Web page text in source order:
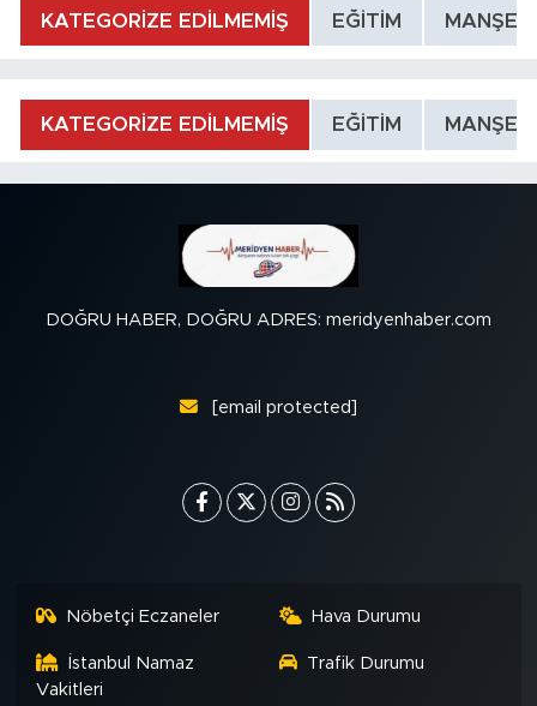
KATEGORİZE EDİLMEMİŞ EĞİTİM MANŞET
KATEGORİZE EDİLMEMİŞ EĞİTİM MANŞET
DOĞRU HABER, DOĞRU ADRES: meridyenhaber.com
[email protected]
Nöbetçi Eczaneler Hava Durumu
İstanbul Namaz
Vakitleri
Trafik Durumu